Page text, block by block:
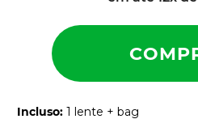
Incluso: 1 lente + bag